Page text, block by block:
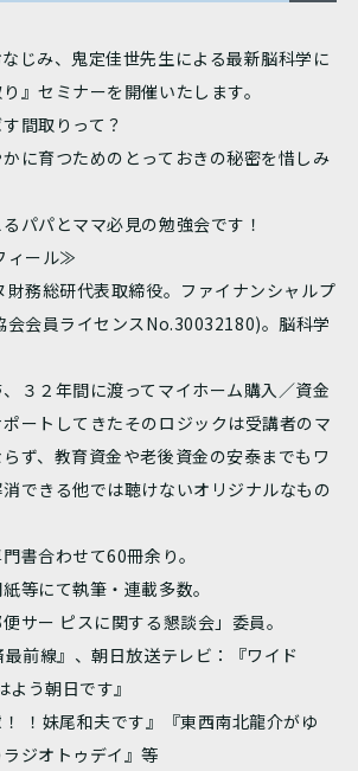
じみ、鬼定佳世先生による最新脳科学に
』セミナーを開催いたします。
間取りって？
に育つためのとっておきの秘密を惜しみ
パパとママ必見の勉強会です！
ィール≫
財務総研代表取締役。ファイナンシャルプ
会会員ライセンスNo.30032180)。脳科学
３２年間に渡ってマイホーム購入／資金
ートしてきたそのロジックは受講者のマ
ず、教育資金や老後資金の安泰までもワ
できる他では聴けないオリジナルなもの
書合わせて60冊余り。
等にて執筆・連載多数。
サー ピスに関する懇談会」委員。
前線』、朝日放送テレビ：『ワイド
う朝日です』
！妹尾和夫です』『東西南北龍介がゆ
ジオトゥデイ』等